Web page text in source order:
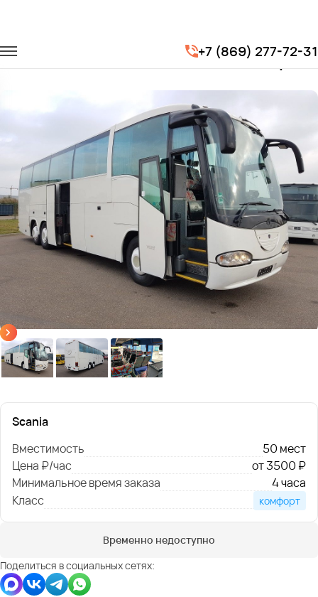
+7 (869) 277-72-31
Scania
Заказать Scania с водителем в Керчи
Scania
Вместимость
50 мест
Цена ₽/час
от 3500 ₽
Минимальное время заказа
4 часа
Класс
комфорт
Временно недоступно
Поделиться в социальных сетях: